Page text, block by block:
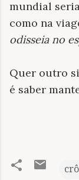
mundial
como na
odisseia no
Quer outro
é saber